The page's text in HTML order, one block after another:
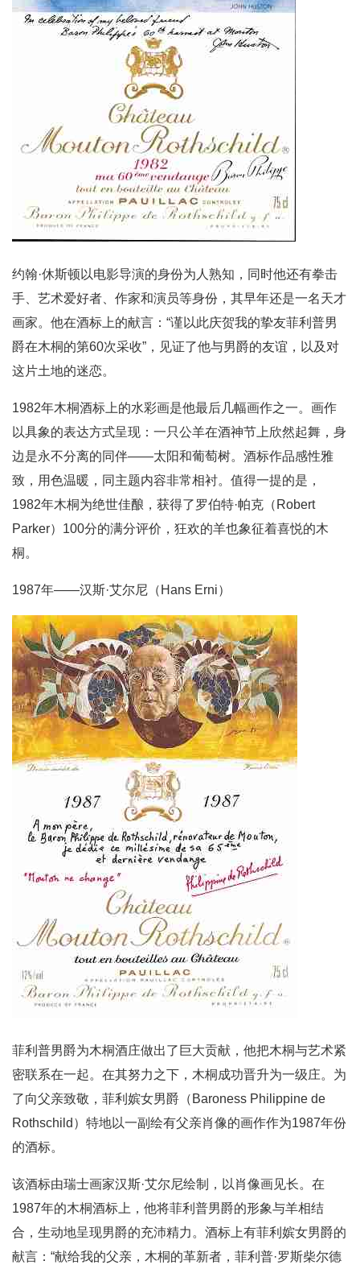
约翰·休斯顿以电影导演的身份为人熟知，同时他还有拳击
手、艺术爱好者、作家和演员等身份，其早年还是一名天才
画家。他在酒标上的献言：“谨以此庆贺我的挚友菲利普男
爵在木桐的第60次采收”，见证了他与男爵的友谊，以及对
这片土地的迷恋。
1982年木桐酒标上的水彩画是他最后几幅画作之一。画作
以具象的表达方式呈现：一只公羊在酒神节上欣然起舞，身
边是永不分离的同伴——太阳和葡萄树。酒标作品感性雅
致，用色温暖，同主题内容非常相衬。值得一提的是，
1982年木桐为绝世佳酿，获得了罗伯特·帕克（Robert
Parker）100分的满分评价，狂欢的羊也象征着喜悦的木
桐。
1987年——汉斯·艾尔尼（Hans Erni）
菲利普男爵为木桐酒庄做出了巨大贡献，他把木桐与艺术紧
密联系在一起。在其努力之下，木桐成功晋升为一级庄。为
了向父亲致敬，菲利嫔女男爵（Baroness Philippine de
Rothschild）特地以一副绘有父亲肖像的画作作为1987年份
的酒标。
该酒标由瑞士画家汉斯·艾尔尼绘制，以肖像画见长。在
1987年的木桐酒标上，他将菲利普男爵的形象与羊相结
合，生动地呈现男爵的充沛精力。酒标上有菲利嫔女男爵的
献言：“献给我的父亲，木桐的革新者，菲利普·罗斯柴尔德